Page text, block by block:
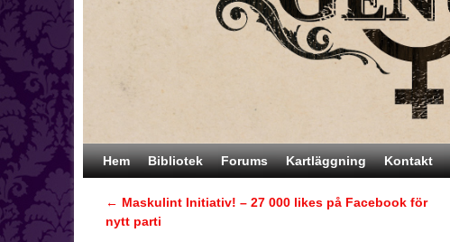
Hoppa till huvudinnehåll
Hoppa till sekundärt innehåll
Hem Bibliotek Forums Kartläggning Kontakt
Inläggsnavigering
← Maskulint Initiativ! – 27 000 likes på Facebook för
nytt parti